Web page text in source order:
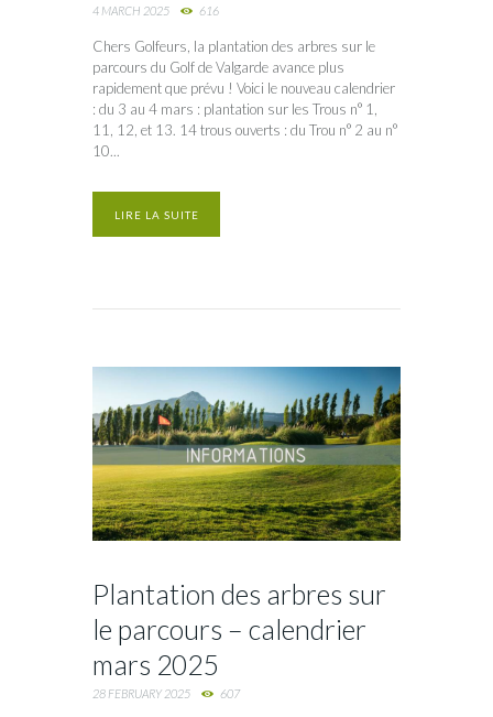
4 MARCH 2025 616
Chers Golfeurs, la plantation des arbres sur le
parcours du Golf de Valgarde avance plus
rapidement que prévu ! Voici le nouveau calendrier
: du 3 au 4 mars : plantation sur les Trous n° 1,
11, 12, et 13. 14 trous ouverts : du Trou n° 2 au n°
10...
LIRE LA SUITE
Plantation des arbres sur
le parcours – calendrier
mars 2025
28 FEBRUARY 2025 607